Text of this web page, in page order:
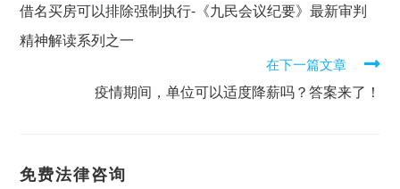
articles
借名买房可以排除强制执行-《九民会议纪要》最新审判
精神解读系列之一
在下一篇文章
疫情期间，单位可以适度降薪吗？答案来了！
免费法律咨询